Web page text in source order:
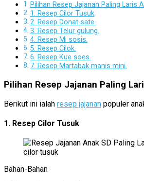
Pilihan Resep Jajanan Paling Laris
1. Resep Cilor Tusuk
2. Resep Donat sate.
3. Resep Telur gulung.
4. Resep Mi sosis.
5. Resep Cilok.
6. Resep Kue soes.
7. Resep Martabak manis mini.
Pilihan Resep Jajanan Paling
Berikut ini ialah resep jajanan populer
1. Resep Cilor Tusuk
cilor tusuk
Bahan-Bahan